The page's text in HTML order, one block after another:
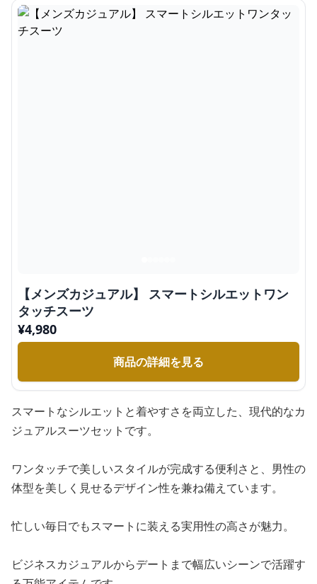
【メンズカジュアル】 スマートシルエットワン
タッチスーツ
¥4,980
商品の詳細を見る
スマートなシルエットと着やすさを両立した、現代的なカ
ジュアルスーツセットです。
ワンタッチで美しいスタイルが完成する便利さと、男性の
体型を美しく見せるデザイン性を兼ね備えています。
忙しい毎日でもスマートに装える実用性の高さが魅力。
ビジネスカジュアルからデートまで幅広いシーンで活躍す